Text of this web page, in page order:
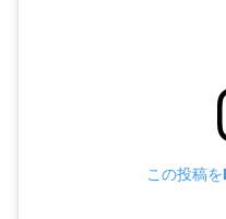
この投稿